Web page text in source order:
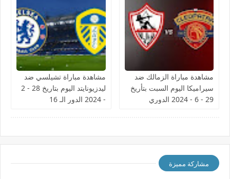
مشاهدة مباراة الزمالك ضد
سيراميكا اليوم السبت بتأريخ
29 - 6 - 2024 الدوري
مشاهدة مباراة تشيلسي ضد
ليدزيونايتد اليوم بتاريخ 28 - 2
- 2024 الدور الـ 16
مشاركة مميزة